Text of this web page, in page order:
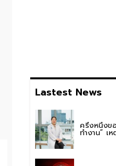
Lastest News
ครึ่งหนึ่งข
ทำงาน” เ
รพ.วิมุต